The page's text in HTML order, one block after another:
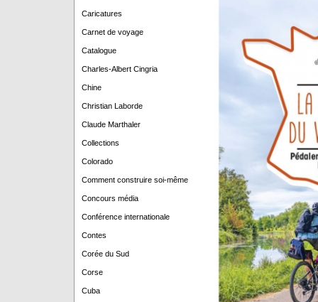
Caricatures
Carnet de voyage
Catalogue
Charles-Albert Cingria
Chine
Christian Laborde
Claude Marthaler
Collections
Colorado
Comment construire soi-même
Concours média
Conférence internationale
Contes
Corée du Sud
Corse
Cuba